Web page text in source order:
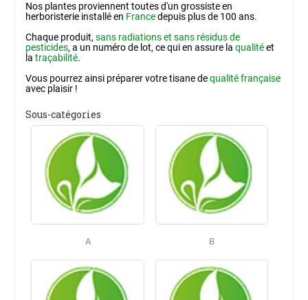
Nos plantes proviennent toutes d'un grossiste en
herboristerie installé en Francedepuis plus de 100 ans.
Chaque produit,sans radiations et sans résidus de
pesticides, a un numéro de lot, ce qui en assure laqualitéet
latraçabilité.
Vous pourrez ainsi préparer votre tisane dequalité française
avec plaisir !
Sous-catégories
A B